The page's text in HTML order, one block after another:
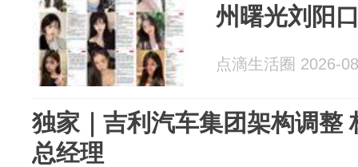
州曙光刘阳
点滴生活圈 2026-
独家｜吉利汽车集团架构调整
总经理